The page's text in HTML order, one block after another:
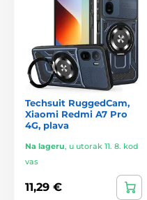
Techsuit RuggedCam,
Xiaomi Redmi A7 Pro
4G, plava
Na lageru, u utorak 11. 8. kod
vas
11,29 €